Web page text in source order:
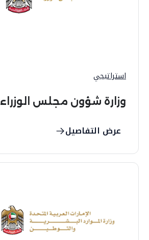
استراتيجي
وزارة شؤون مجلس الوزراء
عرض التفاصيل